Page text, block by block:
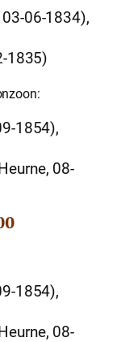
06-1834),
1835)
1854),
08-
1854),
08-